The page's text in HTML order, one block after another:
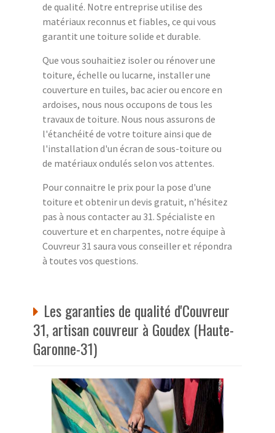
de qualité. Notre entreprise utilise des
matériaux reconnus et fiables, ce qui vous
garantit une toiture solide et durable.
Que vous souhaitiez isoler ou rénover une
toiture, échelle ou lucarne, installer une
couverture en tuiles, bac acier ou encore en
ardoises, nous nous occupons de tous les
travaux de toiture. Nous nous assurons de
l'étanchéité de votre toiture ainsi que de
l'installation d'un écran de sous-toiture ou
de matériaux ondulés selon vos attentes.
Pour connaitre le prix pour la pose d'une
toiture et obtenir un devis gratuit, n’hésitez
pas à nous contacter au 31. Spécialiste en
couverture et en charpentes, notre équipe à
Couvreur 31 saura vous conseiller et répondra
à toutes vos questions.
Les garanties de qualité d'Couvreur
31, artisan couvreur à Goudex (Haute-
Garonne-31)